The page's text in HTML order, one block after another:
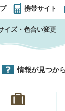
携帯サイト
イズ・色合い変更
情報が見つか